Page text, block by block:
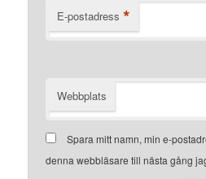
E-postadress *
Webbplats
Spara mitt namn, min e-
denna webbläsare till nästa gång